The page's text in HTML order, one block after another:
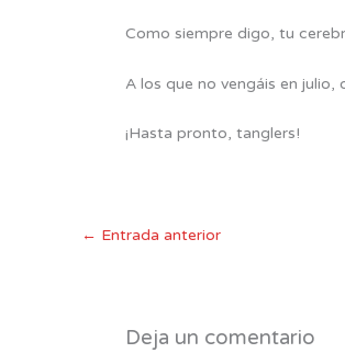
Como siempre digo, tu
A los que no vengáis en
¡Hasta pronto, tanglers!
← Entrada anterior
Deja un comentario